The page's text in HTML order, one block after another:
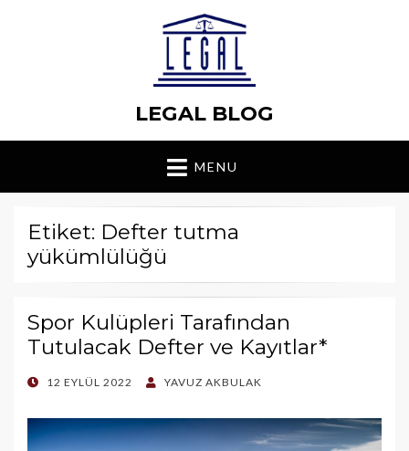
LEGAL BLOG
MENU
Etiket: Defter tutma
yükümlülüğü
Spor Kulüpleri Tarafından
Tutulacak Defter ve Kayıtlar*
POSTED
12 EYLÜL 2022 YAVUZ AKBULAK